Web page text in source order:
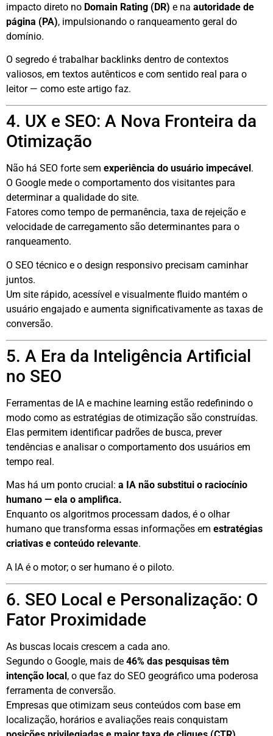
impacto direto no Domain Rating (DR) e na autoridade de
página (PA), impulsionando o ranqueamento geral do
domínio.
O segredo é trabalhar backlinks dentro de contextos
valiosos, em textos autênticos e com sentido real para o
leitor — como este artigo faz.
4. UX e SEO: A Nova Fronteira da
Otimização
Não há SEO forte sem experiência do usuário impecável .
O Google mede o comportamento dos visitantes para
determinar a qualidade do site.
Fatores como tempo de permanência, taxa de rejeição e
velocidade de carregamento são determinantes para o
ranqueamento.
O SEO técnico e o design responsivo precisam caminhar
juntos.
Um site rápido, acessível e visualmente fluido mantém o
usuário engajado e aumenta significativamente as taxas de
conversão.
5. A Era da Inteligência Artificial
no SEO
Ferramentas de IA e machine learning estão redefinindo o
modo como as estratégias de otimização são construídas.
Elas permitem identificar padrões de busca, prever
tendências e analisar o comportamento dos usuários em
tempo real.
Mas há um ponto crucial: a IA não substitui o raciocínio
humano — ela o amplifica.
Enquanto os algoritmos processam dados, é o olhar
humano que transforma essas informações em estratégias
criativas e conteúdo relevante.
A IA é o motor; o ser humano é o piloto.
6. SEO Local e Personalização: O
Fator Proximidade
As buscas locais crescem a cada ano.
Segundo o Google, mais de 46% das pesquisas têm
intenção local , o que faz do SEO geográfico uma poderosa
ferramenta de conversão.
Empresas que otimizam seus conteúdos com base em
localização, horários e avaliações reais conquistam